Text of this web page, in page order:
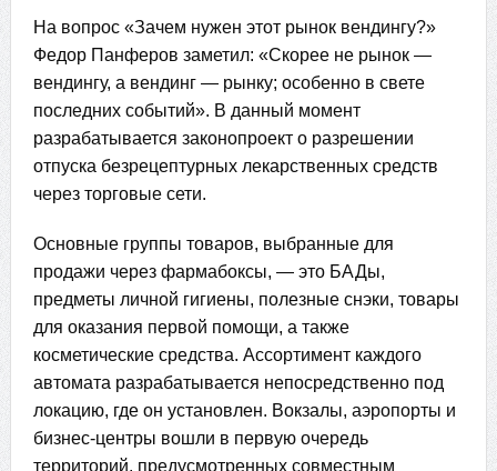
На вопрос «Зачем нужен этот рынок вендингу?»
Федор Панферов заметил: «Скорее не рынок —
вендингу, а вендинг — рынку; особенно в свете
последних событий». В данный момент
разрабатывается законопроект о разрешении
отпуска безрецептурных лекарственных средств
через торговые сети.
Основные группы товаров, выбранные для
продажи через фармабоксы, — это БАДы,
предметы личной гигиены, полезные снэки, товары
для оказания первой помощи, а также
косметические средства. Ассортимент каждого
автомата разрабатывается непосредственно под
локацию, где он установлен. Вокзалы, аэропорты и
бизнес-центры вошли в первую очередь
территорий, предусмотренных совместным